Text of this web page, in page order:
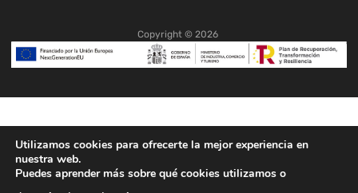
Copyright © 2026
Utilizamos cookies para ofrecerte la mejor experiencia en
nuestra web.
Puedes aprender más sobre qué cookies utilizamos o